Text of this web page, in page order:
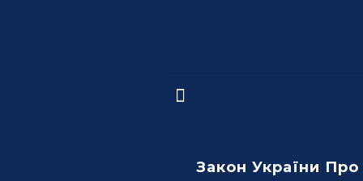
Закон України Про